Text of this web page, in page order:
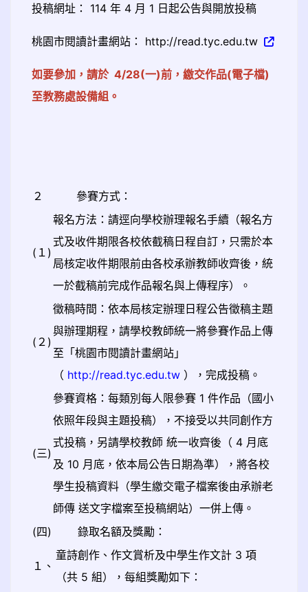
投稿網址： 114 年 4 月 1 日起公告與開放投稿
桃園市閱讀計畫網站： http://read.tyc.edu.tw
如要參加，請於 4/28(一)前，繳交作品(電子檔)
至教務處設備組。
２ 參賽方式：
(１)
報名方法：請逕向學校辦理報名手續（報名方
式及收件期限各校依截稿日程自訂，只需於本
局核定收件期限前由各校承辦教師收齊後，統
一於截稿前完成作品報名與上傳程序）。
(２)
徵稿時間：依本局核定辦理日程公告徵稿主題
與辦理期程，請學校教師統一將參賽作品上傳
至「桃園市閱讀計畫網站」
（ http://read.tyc.edu.tw ），完成投稿。
(三)
參賽資格：每類別每人限參賽 1 件作品（國小
依照年段與主題投稿），不接受以共同創作方
式投稿，另請學校教師 統一收齊後（ 4 月底
及 10 月底，依本局公告日期為準），將各校
學生投稿資料（學生繳交電子檔案後由承辦老
師傳 送文字檔案至投稿網站）一併上傳。
(四)
錄取名額及獎勵：
１、
童詩創作、作文賞析及中學生作文計 3 項
（共 5 組），每組獎勵如下：